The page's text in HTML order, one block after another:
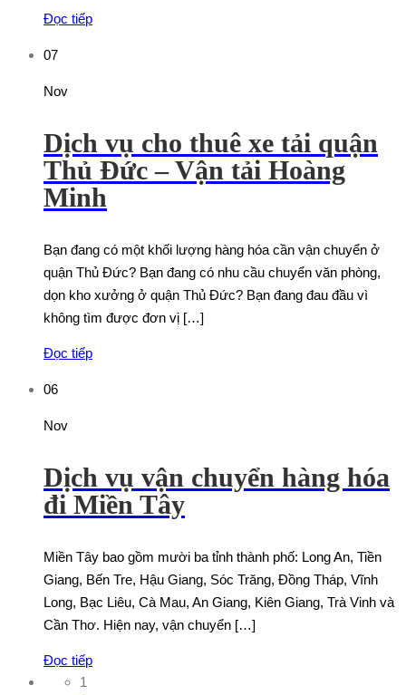
Đọc tiếp
07
Nov
Dịch vụ cho thuê xe tải quận
Thủ Đức – Vận tải Hoàng
Minh
Bạn đang có một khối lượng hàng hóa cần vận chuyển ở
quận Thủ Đức? Bạn đang có nhu cầu chuyển văn phòng,
dọn kho xưởng ở quận Thủ Đức? Bạn đang đau đầu vì
không tìm được đơn vị […]
Đọc tiếp
06
Nov
Dịch vụ vận chuyển hàng hóa
đi Miền Tây
Miền Tây bao gồm mười ba tỉnh thành phố: Long An, Tiền
Giang, Bến Tre, Hậu Giang, Sóc Trăng, Đồng Tháp, Vĩnh
Long, Bạc Liêu, Cà Mau, An Giang, Kiên Giang, Trà Vinh và
Cần Thơ. Hiện nay, vận chuyển […]
Đọc tiếp
1